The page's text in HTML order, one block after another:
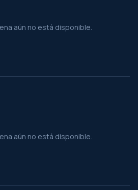
aún no está disponible.
aún no está disponible.